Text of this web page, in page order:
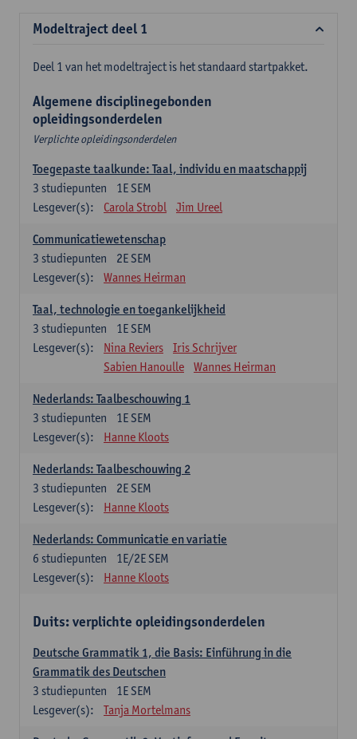
Modeltraject deel 1
Deel 1 van het modeltraject is het standaard startpakket.
Algemene disciplinegebonden
opleidingsonderdelen
Verplichte opleidingsonderdelen
Toegepaste taalkunde: Taal, individu en maatschappij
1E SEM
3 studiepunten
Lesgever(s):
Carola Strobl Jim Ureel
Communicatiewetenschap
2E SEM
3 studiepunten
Lesgever(s):
Wannes Heirman
Taal, technologie en toegankelijkheid
1E SEM
3 studiepunten
Lesgever(s):
Nina Reviers
Iris Schrijver
Sabien Hanoulle
Wannes Heirman
Nederlands: Taalbeschouwing 1
1E SEM
3 studiepunten
Lesgever(s):
Hanne Kloots
Nederlands: Taalbeschouwing 2
2E SEM
3 studiepunten
Lesgever(s):
Hanne Kloots
Nederlands: Communicatie en variatie
1E/2E SEM
6 studiepunten
Lesgever(s):
Hanne Kloots
Duits: verplichte opleidingsonderdelen
Deutsche Grammatik 1, die Basis: Einführung in die
Grammatik des Deutschen
1E SEM
3 studiepunten
Lesgever(s):
Tanja Mortelmans